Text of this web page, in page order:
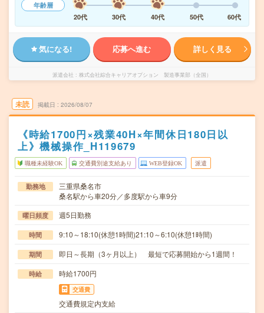
年齢層
20代
30代 40代 50代 60代
気になる! 応募へ進む 詳しく見る
派遣会社 株式会社綜合キャリアオプション 製造事業部（全国）
未読 掲載日 2026/08/07
《時給1700円×残業40H×年間休日180日以
上》機械操作_H119679
職種未経験OK 交通費別途支給あり WEB登録OK 派遣
勤務地
三重県桑名市
桑名駅から車20分／多度駅から車9分
曜日頻度 週5日勤務
時間 9:10～18:10(休憩1時間)21:10～6:10(休憩1時間)
期間 即日～長期（3ヶ月以上） 最短で応募開始から1週間！
時給 時給1700円
交通費
交通費規定内支給